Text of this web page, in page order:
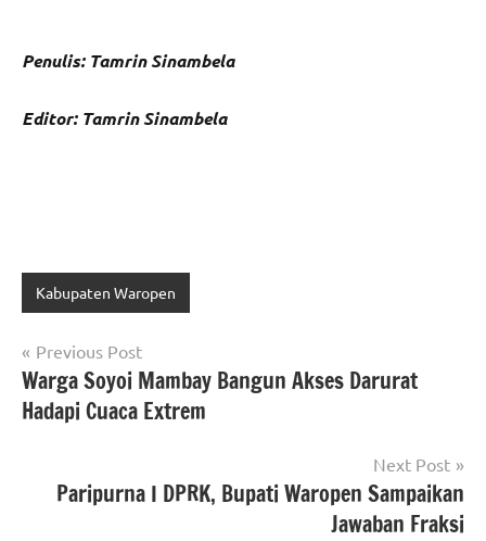
Penulis: Tamrin Sinambela
Editor: Tamrin Sinambela
Kabupaten Waropen
Navigasi
pos
Previous Post
Warga Soyoi Mambay Bangun Akses Darurat
Hadapi Cuaca Extrem
Next Post
Paripurna I DPRK, Bupati Waropen Sampaikan
Jawaban Fraksi